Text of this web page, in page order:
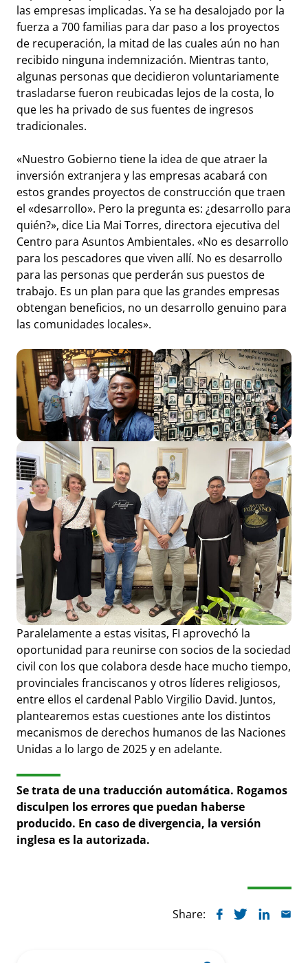
las empresas implicadas. Ya se ha desalojado por la
fuerza a 700 familias para dar paso a los proyectos
de recuperación, la mitad de las cuales aún no han
recibido ninguna indemnización. Mientras tanto,
algunas personas que decidieron voluntariamente
trasladarse fueron reubicadas lejos de la costa, lo
que les ha privado de sus fuentes de ingresos
tradicionales.
«Nuestro Gobierno tiene la idea de que atraer la
inversión extranjera y las empresas acabará con
estos grandes proyectos de construcción que traen
el «desarrollo». Pero la pregunta es: ¿desarrollo para
quién?», dice Lia Mai Torres, directora ejecutiva del
Centro para Asuntos Ambientales. «No es desarrollo
para los pescadores que viven allí. No es desarrollo
para las personas que perderán sus puestos de
trabajo. Es un plan para que las grandes empresas
obtengan beneficios, no un desarrollo genuino para
las comunidades locales».
Paralelamente a estas visitas, FI aprovechó la
oportunidad para reunirse con socios de la sociedad
civil con los que colabora desde hace mucho tiempo,
provinciales franciscanos y otros líderes religiosos,
entre ellos el cardenal Pablo Virgilio David. Juntos,
plantearemos estas cuestiones ante los distintos
mecanismos de derechos humanos de las Naciones
Unidas a lo largo de 2025 y en adelante.
Se trata de una traducción automática. Rogamos
disculpen los errores que puedan haberse
producido. En caso de divergencia, la versión
inglesa es la autorizada.
Share: